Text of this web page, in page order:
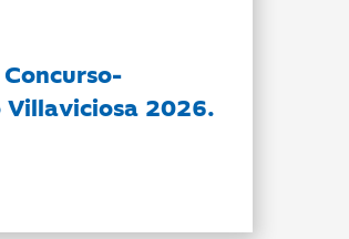
Villaviciosa 2026.